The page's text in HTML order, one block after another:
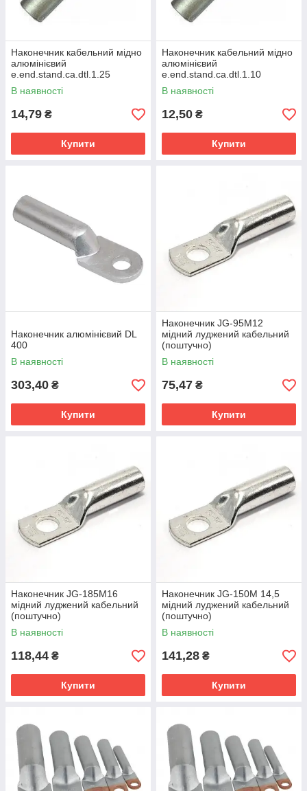
Наконечник кабельний мідно
алюмінієвий
е.еnd.stand.ca.dtl.1.25
(поштучно)
В наявності
14,79 ₴
Купити
Наконечник кабельний мідно
алюмінієвий
е.еnd.stand.ca.dtl.1.10
(поштучно)
В наявності
12,50 ₴
Купити
Наконечник алюмінієвий DL
400
В наявності
303,40 ₴
Купити
Наконечник JG-95M12
мідний луджений кабельний
(поштучно)
В наявності
75,47 ₴
Купити
Наконечник JG-185M16
мідний луджений кабельний
(поштучно)
В наявності
118,44 ₴
Купити
Наконечник JG-150M 14,5
мідний луджений кабельний
(поштучно)
В наявності
141,28 ₴
Купити